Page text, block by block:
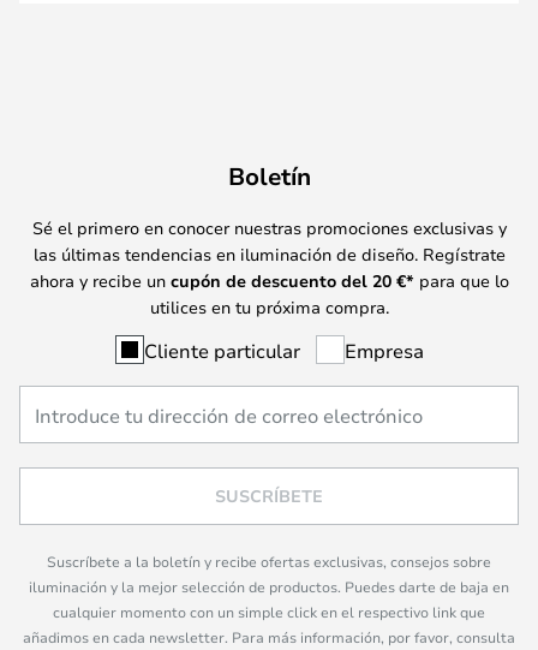
Boletín
Sé el primero en conocer nuestras promociones exclusivas y
las últimas tendencias en iluminación de diseño. Regístrate
ahora y recibe un cupón de descuento del 20 €* para que lo
utilices en tu próxima compra.
Cliente particular Empresa
SUSCRÍBETE
Suscríbete a la boletín y recibe ofertas exclusivas, consejos sobre
iluminación y la mejor selección de productos. Puedes darte de baja en
cualquier momento con un simple click en el respectivo link que
añadimos en cada newsletter. Para más información, por favor, consulta